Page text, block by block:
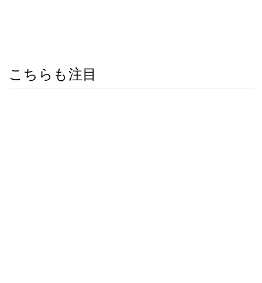
こちらも注目